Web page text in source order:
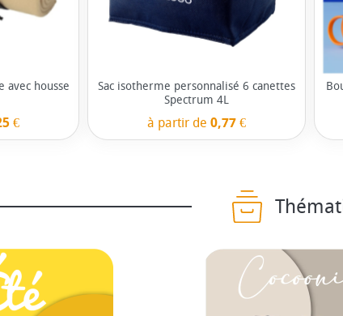
avec housse
€
Sac isotherme personnalisé 6 canettes
Spectrum 4L
à partir de 0,77 €